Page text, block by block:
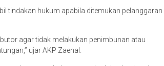
tindakan hukum apabila ditemukan pelanggaran
agar tidak melakukan penimbunan atau
ujar AKP Zaenal.